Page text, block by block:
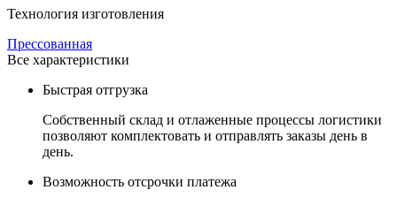
Технология изготовления
Прессованная
Все характеристики
Быстрая отгрузка
Собственный склад и отлаженные процессы логистики
позволяют комплектовать и отправлять заказы день в
день.
Возможность отсрочки платежа